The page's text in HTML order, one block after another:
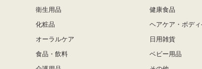
衛生用品
健康食品
化粧品
ヘアケア・ボディ
オーラルケア
日用雑貨
食品・飲料
ベビー用品